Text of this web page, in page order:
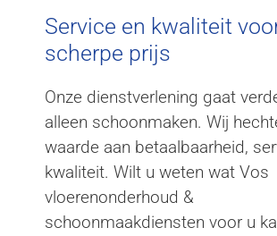
Service en kwaliteit
scherpe prijs
Onze dienstverlening gaat
alleen schoonmaken. Wij
waarde aan betaalbaarheid,
kwaliteit. Wilt u weten wat Vos
vloerenonderhoud &
schoonmaakdiensten voor u